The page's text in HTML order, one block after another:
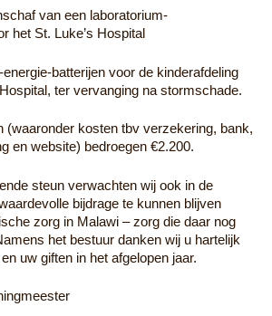
van een laboratorium-
het St. Luke’s Hospital
batterijen voor de kinderafdeling
ter vervanging na stormschade.
(waaronder kosten tbv verzekering, bank,
en website) bedroegen €2.200.
steun verwachten wij ook in de
bijdrage te kunnen blijven
zorg in Malawi – zorg die daar nog
het bestuur danken wij u hartelijk
uw giften in het afgelopen jaar.